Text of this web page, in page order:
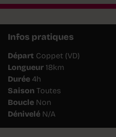
Infos pratiques
Départ Coppet (VD)
Longueur 18km
Durée 4h
Saison Toutes
Boucle Non
Dénivelé N/A